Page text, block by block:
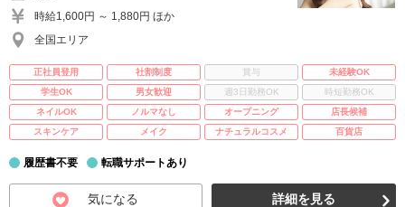
時給1,600円 ～ 1,880円 ほか
全国エリア
正社員登用 社割制度 賞与
未経験OK
学生OK
男女歓迎 週3日勤務OK
時短勤務OK
ネイルOK
ノルマなし オープニング
店長候補
スキンケア
メイク ナチュラルコスメ 百貨店
履歴書不要 転職サポートあり
気になる 詳細を見る